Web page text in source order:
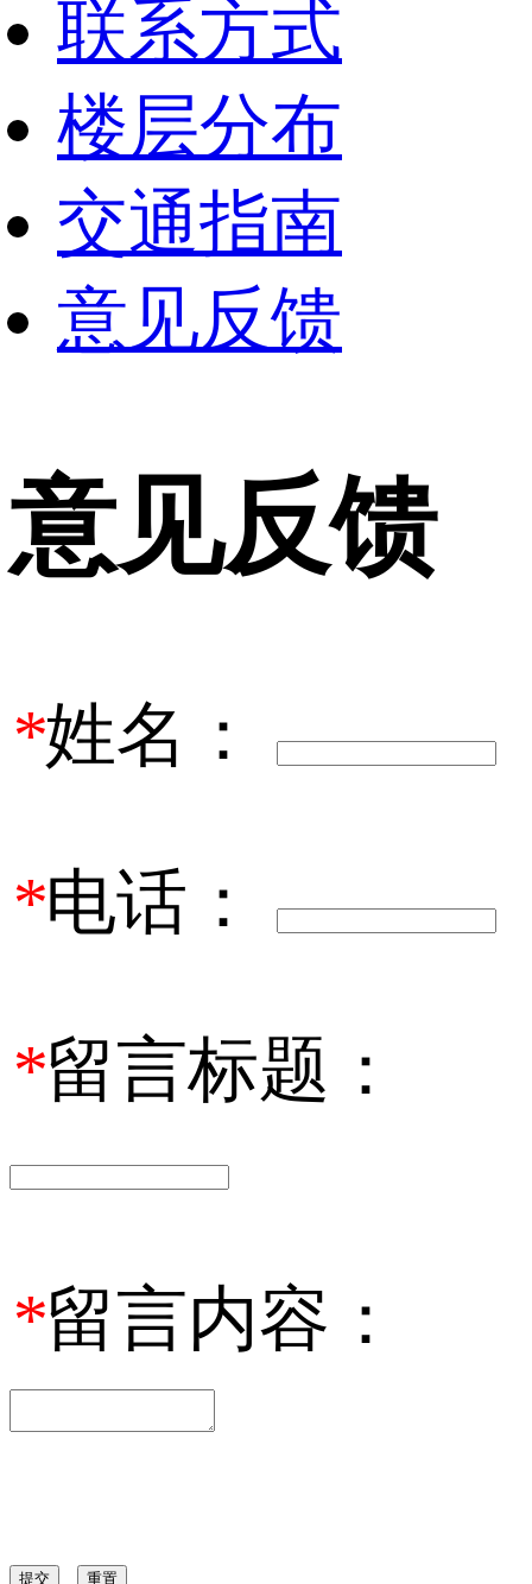
联系方式
楼层分布
交通指南
意见反馈
意见反馈
*姓名：
*电话：
*留言标题：
*留言内容：
提交 重置